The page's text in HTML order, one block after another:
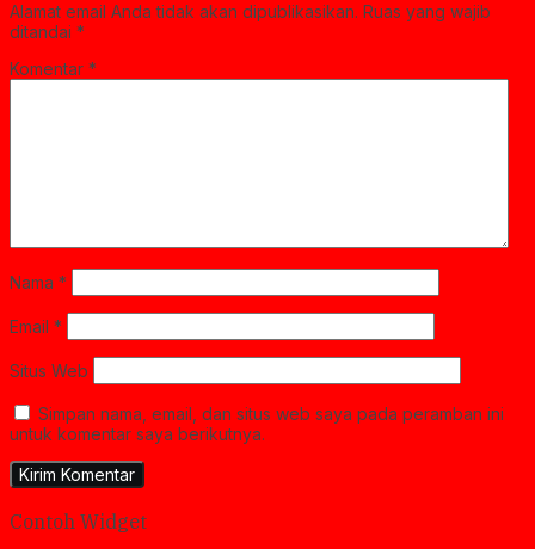
Alamat email Anda tidak akan dipublikasikan. Ruas yang wajib
ditandai *
Komentar *
Nama *
Email *
Situs Web
Simpan nama, email, dan situs web saya pada peramban ini
untuk komentar saya berikutnya.
Contoh Widget